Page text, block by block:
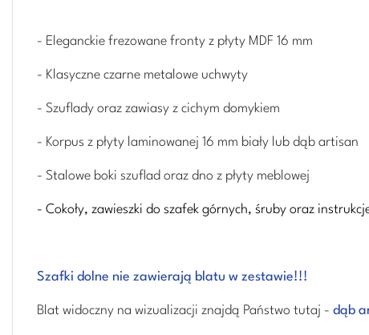
- Eleganckie frezowane fronty z płyty MDF 16 mm
- Klasyczne czarne metalowe uchwyty
- Szuflady oraz zawiasy z cichym domykiem
- Korpus z płyty laminowanej 16 mm biały lub dąb artisan
- Stalowe boki szuflad oraz dno z płyty meblowej
- Cokoły, zawieszki do szafek górnych, śruby oraz
Szafki dolne nie zawierają blatu w zestawie!!!
Blat widoczny na wizualizacji znajdą Państwo tutaj - dąb